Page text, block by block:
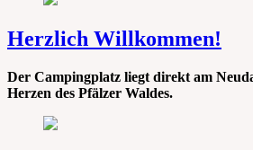
Herzlich Willkommen!
Der Campingplatz liegt direkt am
Herzen des Pfälzer Waldes.